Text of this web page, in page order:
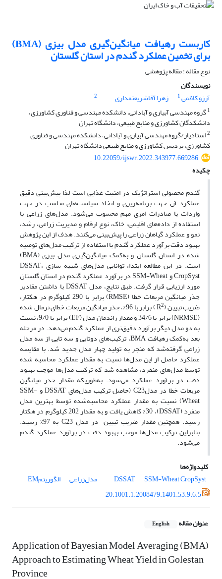
کاربست رهیافت میانگین‌گیری مدل بیزی (BMA)
برای تخمین عملکرد گندم در استان گلستان
نوع مقاله : مقاله پژوهشی
نویسندگان
آرزو کاظمی1 زهرا آقاشریعتمداری
2
1گروه مهندسی آبیاری و آبادانی، دانشکده مهندسی و فناوری کشاورزی،
دانشکدگان کشاورزی و منابع طبیعی، دانشگاه تهران
2استادیار/گروه مهندسی آبیاری و آبادانی، دانشکده مهندسی و فناوری
کشاورزی، پردیس کشاورزی و منابع طبیعی دانشگاه تهران
10.22059/ijswr.2022.343977.669286
چکیده
گندم محصولی استراتژیک در امنیت غذایی است لذا پیش‌بینی دقیق
عملکرد آن جهت برنامه‌ریزی‌ و اتخاذ سیاست‌های مناسب در جهت
واردات یا صادرات امری مهم محسوب می‌شود. مدل‌های زراعی با
استفاده از داده‌های اقلیمی، خاک، نوع ارقام و مدیریت زراعی، رشد،
نمو و عملکرد گیاهان زراعی را پیش‌بینی می‌کنند. هدف از این پژوهش
بهبود دقت برآورد عملکرد گندم با استفاده از ترکیب مدل‌های توصیه
شده در استان گلستان و به‌کمک میانگین‌گیری مدل بیزی (BMA)
است. در این مطالعه ابتدا، توانایی مدل‌های شبیه سازی DSSAT،
CropSyst و SSM-Wheat در برآورد عملکرد گندم در استان گلستان
مورد ارزیابی قرار گرفت. طبق نتایج، مدل DSSAT با داشتن مقادیر
جذر میانگین مربعات خطا (RMSE) برابر با 290 کیلوگرم در هکتار،
ضریب تبیین (R2 ) برابر با 96%، جذر میانگین مربعات خطای نرمال شده
(NRMSE) برابر با 34/6 و مقدار راندمان مدل (EF) برابر با 9/0، نسبت
به دو مدل دیگر برآورد دقیق‌تری از عملکرد گندم می‌دهد. در مرحله
بعد به‌کمک رهیافت BMA، ترکیب‌های دوتایی و سه تایی از سه مدل‌
زراعی گرفته‌شد که منجر به تولید چهار مدل جدید شد. با مقایسه
عملکرد حاصل از این مدل‌ها نسبت به مقدار عملکرد محاسبه شده
توسط مدل‌های منفرد، مشاهده شد که ترکیب مدل‌ها موجب بهبود
دقت در برآورد عملکرد می‌شود. به‌‌طوریکه مقدار جذر میانگین
مربعات خطا در مدلC23 (حاصل ترکیب مدل‌های DSSAT و SSM-
Wheat) نسبت به مقدار عملکرد محاسبه‌شده توسط بهترین مدل
منفرد (DSSAT)، %30 کاهش یافت و به مقدار 202 کیلوگرم در هکتار
رسید. همچنین مقدار ضریب تبیین در مدل C23 به 97% رسید.
بنابراین ترکیب مدل‌ها موجب بهبود دقت در برآورد عملکرد گندم
می‌شود.
کلیدواژه‌ها
DSSAT
SSM-WheatCropSyst مدل‌زراعی
الگوریتمEM
20.1001.1.2008479.1401.53.9.6.5
عنوان مقاله English
Application of Bayesian Model Averaging (BMA)
Approach to Estimating Wheat Yield in Golestan
Province